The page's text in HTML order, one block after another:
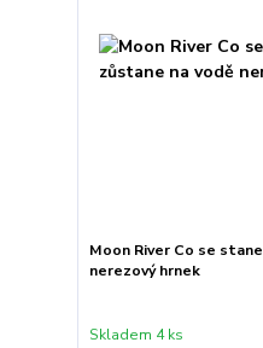
Moon River Co se
nerezový hrnek
Skladem 4 ks